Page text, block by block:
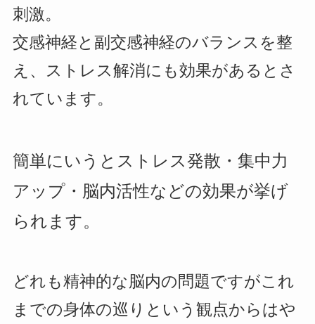
刺激。
交感神経と副交感神経のバランスを整
え、ストレス解消にも効果があるとさ
れています。
簡単にいうとストレス発散・集中力
アップ・脳内活性などの効果が挙げ
られます。
どれも精神的な脳内の問題ですがこれ
までの身体の巡りという観点からはや